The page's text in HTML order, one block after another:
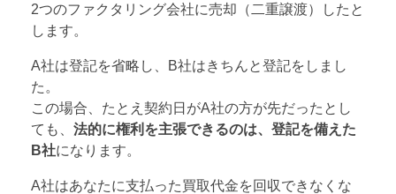
2つのファクタリング会社に売却（二重譲渡）したと
します。
A社は登記を省略し、B社はきちんと登記をしまし
た。
この場合、たとえ契約日がA社の方が先だったとし
ても、 法的に権利を主張できるのは、登記を備えた
B社になります。
A社はあなたに支払った買取代金を回収できなくな